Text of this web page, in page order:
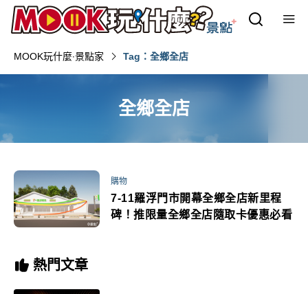
MOOK玩什麼‧景點家 Tag：全鄉全店
全鄉全店
購物
7-11羅浮門市開幕全鄉全店新里程
碑！推限量全鄉全店隨取卡優惠必看
熱門文章